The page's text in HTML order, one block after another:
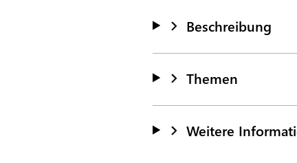
Beschreibung
Themen
Weitere